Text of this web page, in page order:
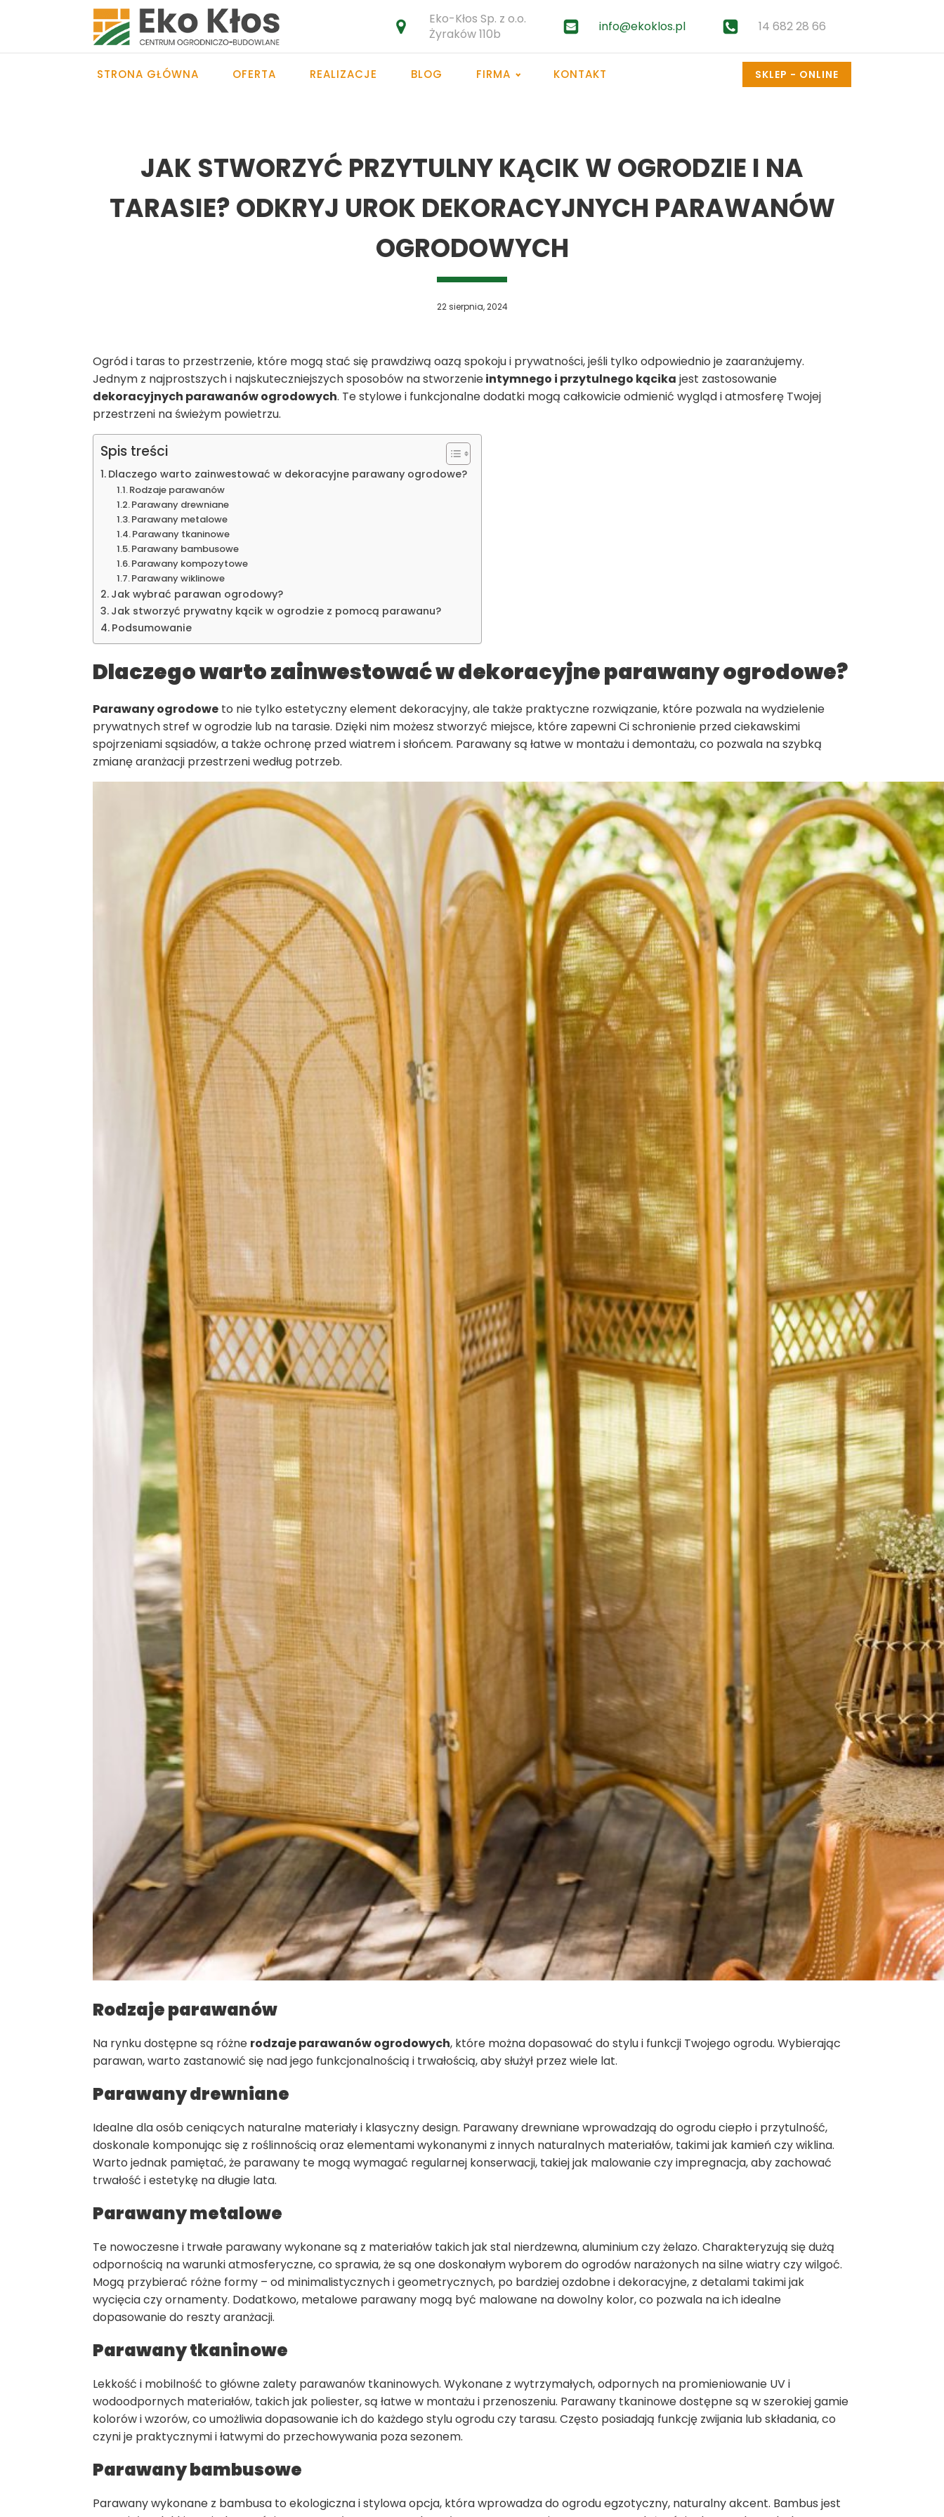
Eko-Kłos Sp. z o.o.
Żyraków 110b
info@ekoklos.pl 14 682 28 66
STRONA GŁÓWNA OFERTA REALIZACJE BLOG FIRMA KONTAKT SKLEP - ONLINE
JAK STWORZYĆ PRZYTULNY KĄCIK W OGRODZIE I NA
TARASIE? ODKRYJ UROK DEKORACYJNYCH PARAWANÓW
OGRODOWYCH
22 sierpnia, 2024
Ogród i taras to przestrzenie, które mogą stać się prawdziwą oazą spokoju i prywatności, jeśli tylko odpowiednio je zaaranżujemy.
Jednym z najprostszych i najskuteczniejszych sposobów na stworzenieintymnego i przytulnego kącika jest zastosowanie
dekoracyjnych parawanów ogrodowych. Te stylowe i funkcjonalne dodatki mogą całkowicie odmienić wygląd i atmosferę Twojej
przestrzeni na świeżym powietrzu.
Spis treści
Dlaczego warto zainwestować w dekoracyjne parawany ogrodowe?
Rodzaje parawanów
Parawany drewniane
Parawany metalowe
Parawany tkaninowe
Parawany bambusowe
Parawany kompozytowe
Parawany wiklinowe
Jak wybrać parawan ogrodowy?
Jak stworzyć prywatny kącik w ogrodzie z pomocą parawanu?
Podsumowanie
Dlaczego warto zainwestować w dekoracyjne parawany ogrodowe?
Parawany ogrodowe to nie tylko estetyczny element dekoracyjny, ale także praktyczne rozwiązanie, które pozwala na wydzielenie
prywatnych stref w ogrodzie lub na tarasie. Dzięki nim możesz stworzyć miejsce, które zapewni Ci schronienie przed ciekawskimi
spojrzeniami sąsiadów, a także ochronę przed wiatrem i słońcem. Parawany są łatwe w montażu i demontażu, co pozwala na szybką
zmianę aranżacji przestrzeni według potrzeb.
Rodzaje parawanów
Na rynku dostępne są różne rodzaje parawanów ogrodowych, które można dopasować do stylu i funkcji Twojego ogrodu. Wybierając
parawan, warto zastanowić się nad jego funkcjonalnością i trwałością, aby służył przez wiele lat.
Parawany drewniane
Idealne dla osób ceniących naturalne materiały i klasyczny design. Parawany drewniane wprowadzają do ogrodu ciepło i przytulność,
doskonale komponując się z roślinnością oraz elementami wykonanymi z innych naturalnych materiałów, takimi jak kamień czy wiklina.
Warto jednak pamiętać, że parawany te mogą wymagać regularnej konserwacji, takiej jak malowanie czy impregnacja, aby zachować
trwałość i estetykę na długie lata.
Parawany metalowe
Te nowoczesne i trwałe parawany wykonane są z materiałów takich jak stal nierdzewna, aluminium czy żelazo. Charakteryzują się dużą
odpornością na warunki atmosferyczne, co sprawia, że są one doskonałym wyborem do ogrodów narażonych na silne wiatry czy wilgoć.
Mogą przybierać różne formy – od minimalistycznych i geometrycznych, po bardziej ozdobne i dekoracyjne, z detalami takimi jak
wycięcia czy ornamenty. Dodatkowo, metalowe parawany mogą być malowane na dowolny kolor, co pozwala na ich idealne
dopasowanie do reszty aranżacji.
Parawany tkaninowe
Lekkość i mobilność to główne zalety parawanów tkaninowych. Wykonane z wytrzymałych, odpornych na promieniowanie UV i
wodoodpornych materiałów, takich jak poliester, są łatwe w montażu i przenoszeniu. Parawany tkaninowe dostępne są w szerokiej gamie
kolorów i wzorów, co umożliwia dopasowanie ich do każdego stylu ogrodu czy tarasu. Często posiadają funkcję zwijania lub składania, co
czyni je praktycznymi i łatwymi do przechowywania poza sezonem.
Parawany bambusowe
Parawany wykonane z bambusa to ekologiczna i stylowa opcja, która wprowadza do ogrodu egzotyczny, naturalny akcent. Bambus jest